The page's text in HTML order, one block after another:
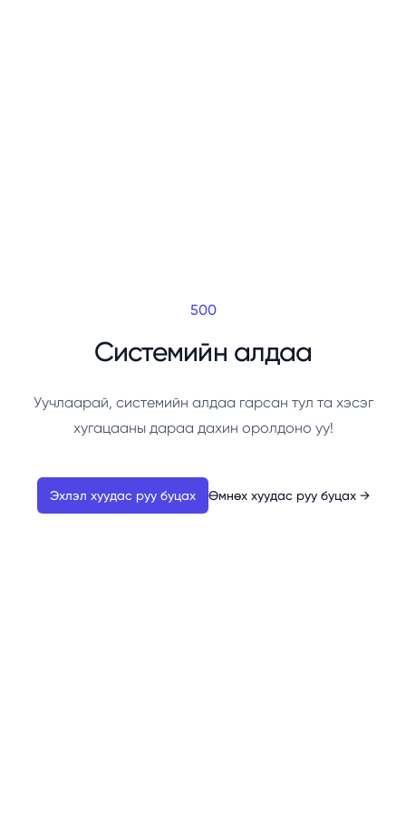
500
Системийн алдаа
Уучлаарай, системийн алдаа гарсан тул та хэсэг
хугацааны дараа дахин оролдоно уу!
Эхлэл хуудас руу буцах Өмнөх хуудас руу буцах →